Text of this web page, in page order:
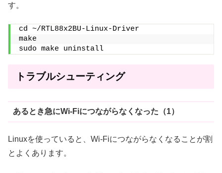
す。
cd ~/RTL88x2BU-Linux-Driver
make
sudo make uninstall
トラブルシューティング
あるとき急にWi-Fiにつながらなくなった（1）
Linuxを使っていると、Wi-Fiにつながらなくなることが割
とよくあります。